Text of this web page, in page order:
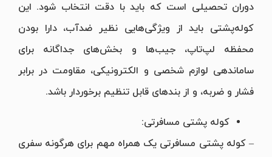
دوران تحصیلی است که باید با دقت انتخاب شود. این
کوله‌پشتی باید از ویژگی‌هایی نظیر ضدآب، دارا بودن
محفظه لپ‌تاپ، جیب‌ها و بخش‌های جداگانه برای
ساماندهی لوازم شخصی و الکترونیکی، مقاومت در برابر
فشار و ضربه، و از بندهای قابل تنظیم برخوردار باشد.
کوله پشتی مسافرتی:
– کوله پشتی مسافرتی یک همراه مهم برای هرگونه سفری